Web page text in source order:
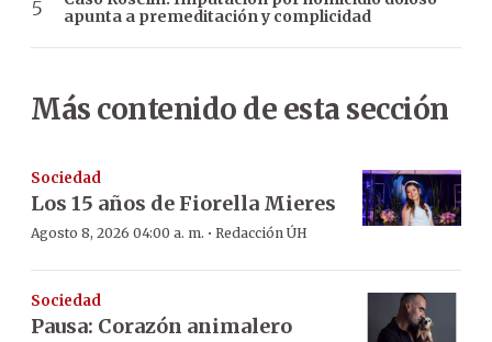
apunta a premeditación y complicidad
Más contenido de esta sección
Sociedad
Los 15 años de Fiorella Mieres
Agosto 8, 2026 04:00 a. m. · Redacción ÚH
Sociedad
Pausa: Corazón animalero